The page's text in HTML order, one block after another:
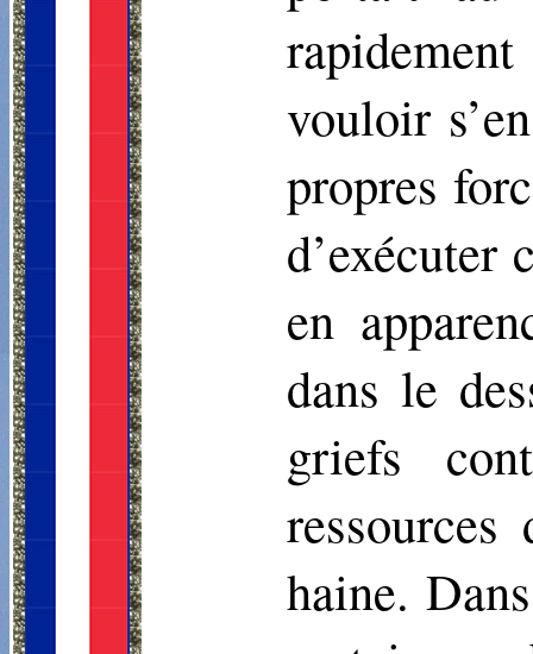
vouloir
propres
d’exécuter
en
dans le
griefs
haine.